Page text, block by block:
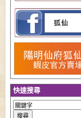
快速搜尋